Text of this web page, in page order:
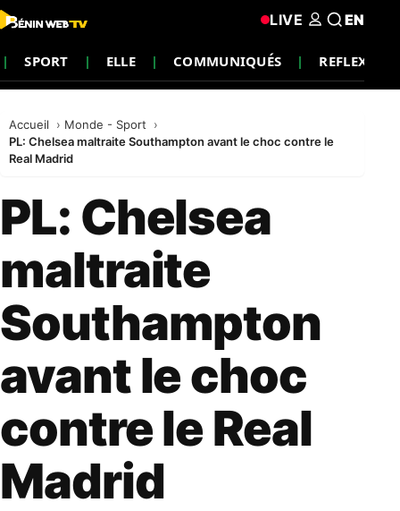
SPORT ELLE COMMUNIQUÉS REFLEXION
LIVE EN
Accueil
Monde - Sport
PL: Chelsea maltraite Southampton avant le choc contre le
Real Madrid
PL: Chelsea
maltraite
Southampton
avant le choc
contre le Real
Madrid